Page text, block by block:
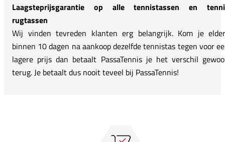
Laagsteprijsgarantie op alle tennistassen en
rugtassen
Wij vinden tevreden klanten erg belangrijk. Kom je
binnen 10 dagen na aankoop dezelfde tennistas tegen voor
lagere prijs dan betaalt PassaTennis je het verschil
terug. Je betaalt dus nooit teveel bij PassaTennis!